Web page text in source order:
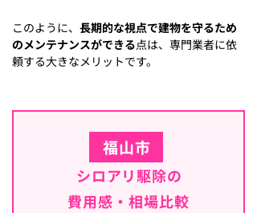
このように、 長期的な視点で建物を守るため
のメンテナンスができる点は、専門業者に依
頼する大きなメリットです。
福山市
シロアリ駆除の
費用感・相場比較